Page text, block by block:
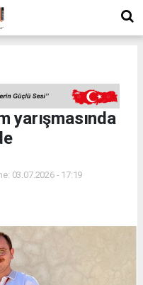
yarışmasında
03.07.2026 - 17:19